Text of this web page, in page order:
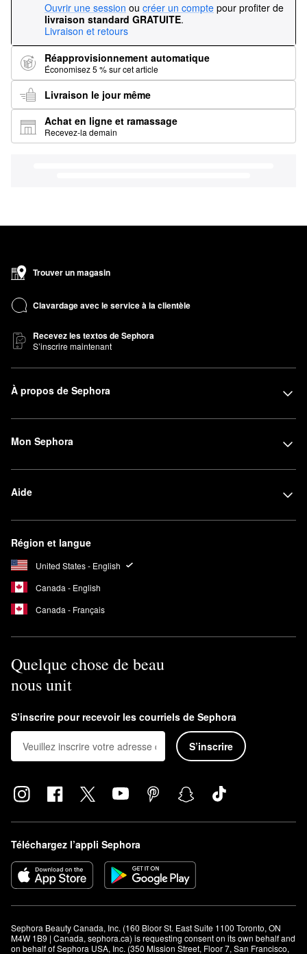
Ouvrir une session ou créer un compte pour profiter de
livraison standard GRATUITE.
Livraison et retours
Réapprovisionnement automatique
Économisez 5 % sur cet article
Livraison le jour même
Achat en ligne et ramassage
Recevez-la demain
Trouver un magasin
Clavardage avec le service à la clientèle
Recevez les textos de Sephora
S’inscrire maintenant
À propos de Sephora
Mon Sephora
Aide
Région et langue
United States - English
Canada - English
Canada - Français
Quelque chose de beau
nous unit
S’inscrire pour recevoir les courriels de Sephora
S’inscrire
Téléchargez l’appli Sephora
Sephora Beauty Canada, Inc. (160 Bloor St. East Suite 1100 Toronto, ON
M4W 1B9 | Canada, sephora.ca) is requesting consent on its own behalf and
on behalf of Sephora USA, Inc. (350 Mission Street, Floor 7, San Francisco,